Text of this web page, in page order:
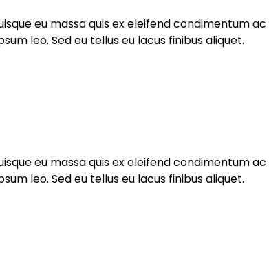
eu massa quis ex eleifend condimentum ac
leo. Sed eu tellus eu lacus finibus aliquet.
eu massa quis ex eleifend condimentum ac
leo. Sed eu tellus eu lacus finibus aliquet.